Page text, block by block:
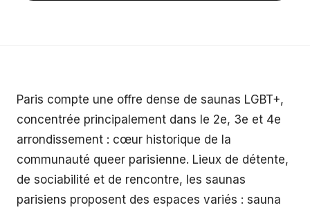
Paris compte une offre dense de saunas LGBT+,
concentrée principalement dans le 2e, 3e et 4e
arrondissement : cœur historique de la
communauté queer parisienne. Lieux de détente,
de sociabilité et de rencontre, les saunas
parisiens proposent des espaces variés : sauna